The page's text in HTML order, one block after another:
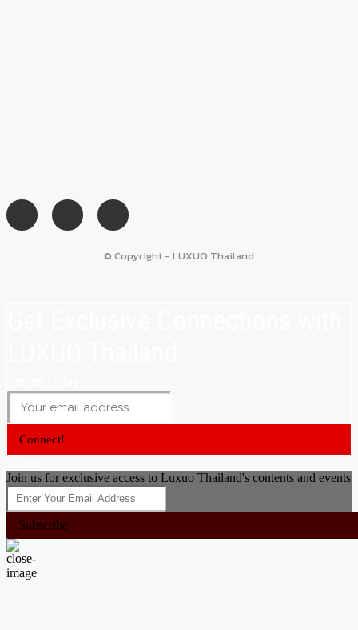
© Copyright - LUXUO Thailand
Connect!
Join us for exclusive access to Luxuo Thailand's contents and events
Subscribe